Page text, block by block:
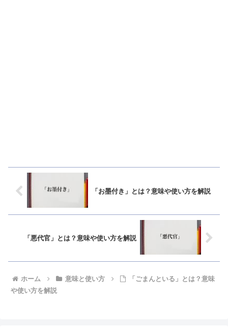
「お墨付き」とは？意味や使い方を解説
「悪代官」とは？意味や使い方を解説
ホーム 意味と使い方
「ごまんといる」とは？意味
や使い方を解説